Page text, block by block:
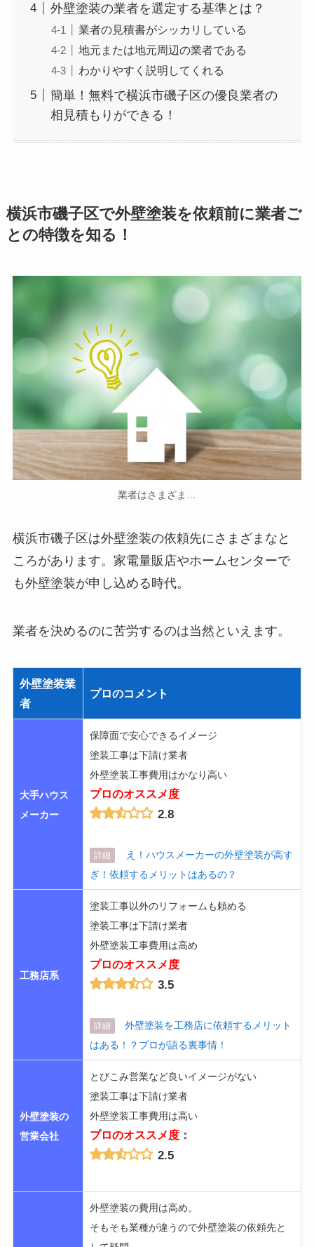
外壁塗装の業者を選定する基準とは？
業者の見積書がシッカリしている
地元または地元周辺の業者である
わかりやすく説明してくれる
簡単！無料で横浜市磯子区の優良業者の
相見積もりができる！
横浜市磯子区で外壁塗装を依頼前に業者ご
との特徴を知る！
業者はさまざま…
横浜市磯子区は外壁塗装の依頼先にさまざまなと
ころがあります。家電量販店やホームセンターで
も外壁塗装が申し込める時代。
業者を決めるのに苦労するのは当然といえます。
外壁塗装業
者
プロのコメント
大手ハウス
メーカー
保障面で安心できるイメージ
塗装工事は下請け業者
外壁塗装工事費用はかなり高い
プロのオススメ度
2.8
詳細
え！ハウスメーカーの外壁塗装が高す
ぎ！依頼するメリットはあるの？
工務店系
塗装工事以外のリフォームも頼める
塗装工事は下請け業者
外壁塗装工事費用は高め
プロのオススメ度
3.5
詳細
外壁塗装を工務店に依頼するメリット
はある！？プロが語る裏事情！
外壁塗装の
営業会社
とびこみ営業など良いイメージがない
塗装工事は下請け業者
外壁塗装工事費用は高い
プロのオススメ度：
2.5
外壁塗装の費用は高め。
そもそも業種が違うので外壁塗装の依頼先と